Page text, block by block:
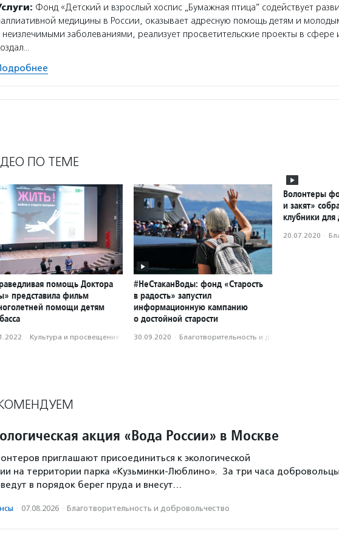
Фонд «Детский и взрослый хоспис „Бумажная птица“ содействует
медицины в России, оказывает адресную помощь детям и
неизлечимыми заболеваниями, реализует просветительские проекты в сфере
ПО ТЕМЕ
помощь Доктора
представила фильм
помощи детям
· Культура и просвещение
#НеСтаканВоды: фонд «Старость
в радость» запустил
информационную кампанию
о достойной старости
30.09.2020 · Благотвори­тель­ность и доброволь­чест­во
Волонтеры
и закят»
клубники
20.07.2020 ·
акция «Вода России» в Москве
приглашают присоединиться к экологической
на территории парка «Кузьминки-Люблино». За три часа
в порядок берег пруда и внесут…
· 07.08.2026 · Благотвори­тель­ность и доброволь­чест­во